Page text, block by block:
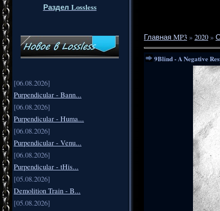
Раздел Lossless
[06.08.2026]
Purpendicular - Bann...
[06.08.2026]
Purpendicular - Huma...
[06.08.2026]
Purpendicular - Venu...
[06.08.2026]
Purpendicular - tHis...
[05.08.2026]
Demolition Train - B...
[05.08.2026]
Главная MP3 » 2020 »
9Blind - A Negative